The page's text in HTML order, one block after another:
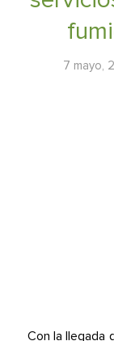
7 mayo,
Con la llegada